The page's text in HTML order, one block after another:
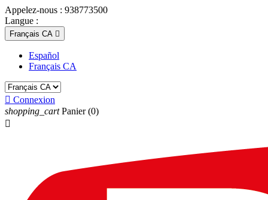
Appelez-nous : 938773500
Langue :
Français CA 
Español
Français CA
 Connexion
shopping_cart Panier (0)
